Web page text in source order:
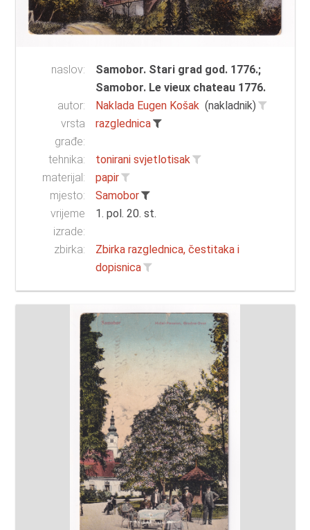
naslov:
Samobor. Stari grad god. 1776.;
Samobor. Le vieux chateau 1776.
autor:
Naklada Eugen Košak (nakladnik)
vrsta
građe:
razglednica
tehnika:
tonirani svjetlotisak
materijal:
papir
mjesto:
Samobor
vrijeme
izrade:
1. pol. 20. st.
zbirka:
Zbirka razglednica, čestitaka i
dopisnica